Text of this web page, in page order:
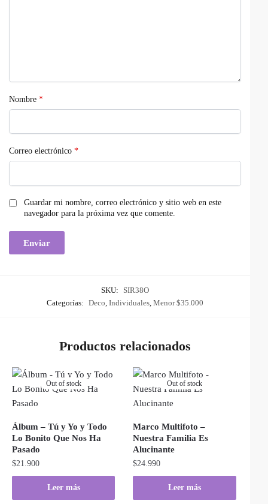
Nombre *
Correo electrónico *
Guardar mi nombre, correo electrónico y sitio web en este
navegador para la próxima vez que comente.
SKU:
SIR38O
Categorías: Deco, Individuales, Menor $35.000
Productos relacionados
Out of stock
Álbum – Tú y Yo y Todo
Lo Bonito Que Nos Ha
Pasado
$21.900
Leer más
Out of stock
Marco Multifoto –
Nuestra Familia Es
Alucinante
$24.990
Leer más